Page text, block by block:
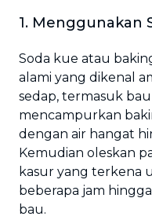
1. Menggunakan
Soda kue atau
alami yang dikenal
sedap, termasuk bau
mencampurkan
dengan air hangat
Kemudian oleskan
kasur yang terkena
beberapa jam
bau.